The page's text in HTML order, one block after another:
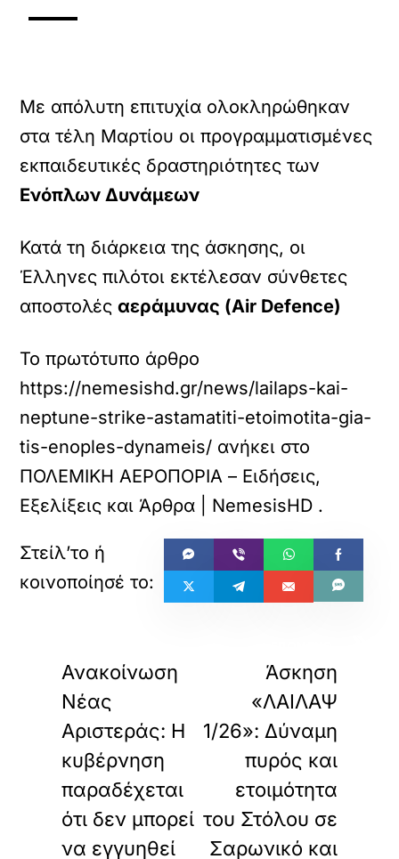
Με απόλυτη επιτυχία ολοκληρώθηκαν
στα τέλη Μαρτίου οι προγραμματισμένες
εκπαιδευτικές δραστηριότητες των
Ενόπλων Δυνάμεων
Κατά τη διάρκεια της άσκησης, οι
Έλληνες πιλότοι εκτέλεσαν σύνθετες
αποστολέςαεράμυνας (Air Defence)
Το πρωτότυπο άρθρο
https://nemesishd.gr/news/lailaps-kai-
neptune-strike-astamatiti-etoimotita-gia-
tis-enoples-dynameis/ ανήκει στο
ΠΟΛΕΜΙΚΗ ΑΕΡΟΠΟΡΙΑ – Ειδήσεις,
Εξελίξεις και Άρθρα | NemesisHD .
Ανακοίνωση
Νέας
Αριστεράς: Η
κυβέρνηση
παραδέχεται
ότι δεν μπορεί
να εγγυηθεί
Άσκηση
«ΛΑΙΛΑΨ
1/26»: Δύναμη
πυρός και
ετοιμότητα
του Στόλου σε
Σαρωνικό και